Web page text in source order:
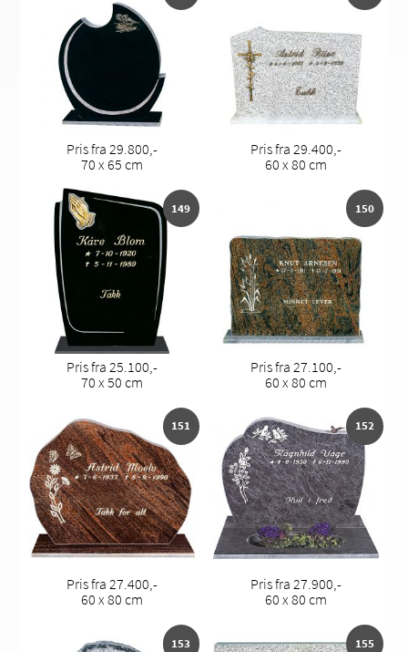
Pris fra 29.800,-
70 x 65 cm
Pris fra 29.400,-
60 x 80 cm
149
Pris fra 25.100,-
70 x 50 cm
150
Pris fra 27.100,-
60 x 80 cm
151
Pris fra 27.400,-
60 x 80 cm
152
Pris fra 27.900,-
60 x 80 cm
153 155